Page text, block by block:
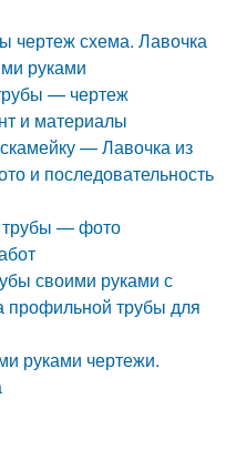
чертеж схема. Лавочка
руками
— чертеж
и материалы
— Лавочка из
и последовательность
трубы — фото
своими руками с
трубы для
руками чертежи.